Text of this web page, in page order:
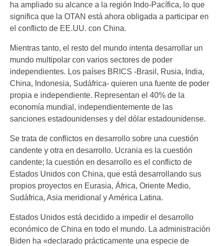
ha ampliado su alcance a la región Indo-Pacífica, lo que
significa que la OTAN está ahora obligada a participar en
el conflicto de EE.UU. con China.
Mientras tanto, el resto del mundo intenta desarrollar un
mundo multipolar con varios sectores de poder
independientes. Los países BRICS -Brasil, Rusia, India,
China, Indonesia, Sudáfrica- quieren una fuente de poder
propia e independiente. Representan el 40% de la
economía mundial, independientemente de las
sanciones estadounidenses y del dólar estadounidense.
Se trata de conflictos en desarrollo sobre una cuestión
candente y otra en desarrollo. Ucrania es la cuestión
candente; la cuestión en desarrollo es el conflicto de
Estados Unidos con China, que está desarrollando sus
propios proyectos en Eurasia, África, Oriente Medio,
Sudáfrica, Asia meridional y América Latina.
Estados Unidos está decidido a impedir el desarrollo
económico de China en todo el mundo. La administración
Biden ha «declarado prácticamente una especie de